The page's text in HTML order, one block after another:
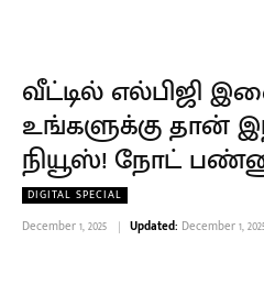
வீட்டில் எல்பிஜி
உங்களுக்கு தான்
நியூஸ்! நோட்
DIGITAL SPECIAL
December 1, 2025 Updated: December 1,